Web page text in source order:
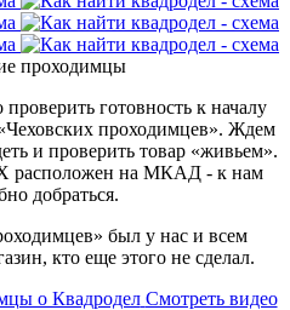
готовность к началу
проходимцев». Ждем
и проверить товар «живьем».
расположен на МКАД - к нам
добраться.
был у нас и всем
кто еще этого не сделал.
Смотреть видео